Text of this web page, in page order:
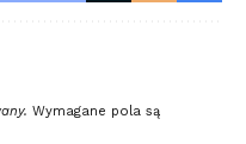
Wymagane pola są